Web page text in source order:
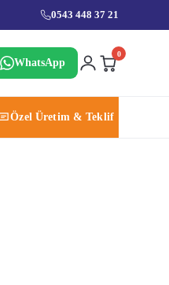
0543 448 37 21
WhatsApp
0
Özel Üretim & Teklif